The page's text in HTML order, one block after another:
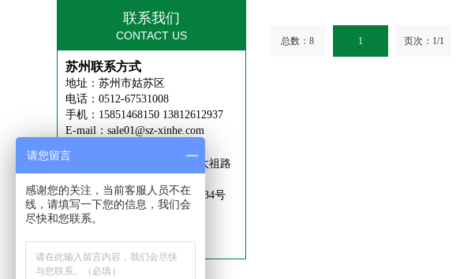
联系我们
CONTACT US
苏州联系方式
地址：苏州市姑苏区
电话：0512-67531008
手机：15851468150 13812612937
E-mail：sale01@sz-xinhe.com
地址：越南北宁省北宁市李太祖路
越南河南省府里市李太祖路234号
电话：0326980066
E-mail：sale01@sz-xinhe.com
总数：8 1 页次：1/1
请您留言
感谢您的关注，当前客服人员不在
线，请填写一下您的信息，我们会
尽快和您联系。